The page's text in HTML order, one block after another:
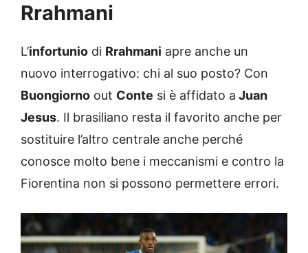
Rrahmani
L’infortunio di Rrahmani apre anche un
nuovo interrogativo: chi al suo posto? Con
Buongiorno out Conte si è affidato a Juan
Jesus. Il brasiliano resta il favorito anche per
sostituire l’altro centrale anche perché
conosce molto bene i meccanismi e contro la
Fiorentina non si possono permettere errori.